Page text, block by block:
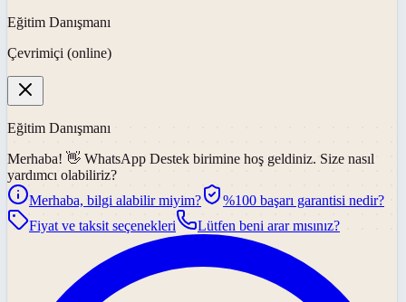
Eğitim Danışmanı
Çevrimiçi (online)
Eğitim Danışmanı
Merhaba! 👋 WhatsApp Destek birimine hoş geldiniz. Size nasıl
yardımcı olabiliriz?
Merhaba, bilgi alabilir miyim?
%100 başarı garantisi nedir?
Fiyat ve taksit seçenekleri
Lütfen beni arar mısınız?